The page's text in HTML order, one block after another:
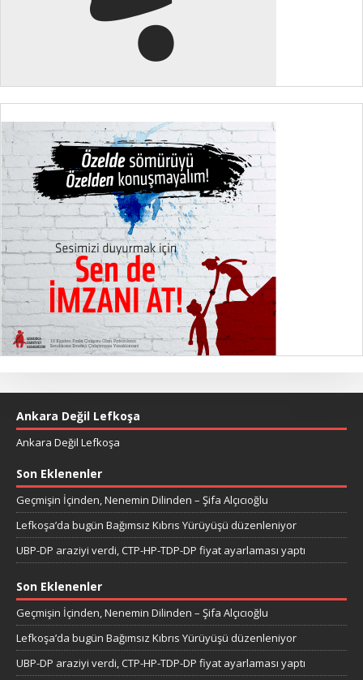
Ankara Değil Lefkoşa
Ankara Değil Lefkoşa
Son Eklenenler
Geçmişin İçinden, Nenemin Dilinden – Şifa Alçıcıoğlu
Lefkoşa’da bugün Bağımsız Kıbrıs Yürüyüşü düzenleniyor
UBP-DP araziyi verdi, CTP-HP-TDP-DP fiyat ayarlaması yaptı
Son Eklenenler
Geçmişin İçinden, Nenemin Dilinden – Şifa Alçıcıoğlu
Lefkoşa’da bugün Bağımsız Kıbrıs Yürüyüşü düzenleniyor
UBP-DP araziyi verdi, CTP-HP-TDP-DP fiyat ayarlaması yaptı